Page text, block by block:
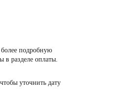
подробную
в разделе оплаты.
уточнить дату